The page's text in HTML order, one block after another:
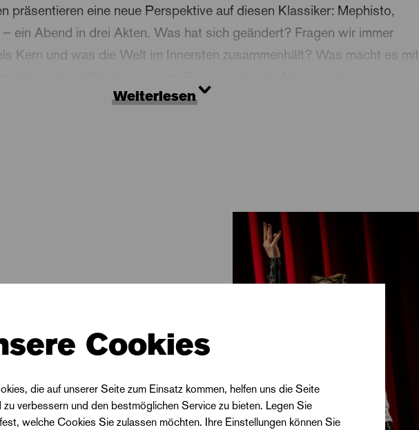
präsentieren eine neue Perspektive auf diesen Klassiker: Mephisto,
ein Abend in drei Akten. Was hat sich geändert? Fragen wir immer
Kern und was die Welt im Innersten zusammenhält? Was macht es mit
Gefühle echt? »Faust: On Air« - sendet und empfängt - wer das
dazu alle Mittel des Radios, Podcasts und der Soundbooth. »Faust:
Geschichte über das Heute – und bleibt eine Warnung davor, seine Seele
Weiterlesen
Cookies
die auf unserer Seite zum Einsatz kommen, helfen uns die Seite
zu verbessern und den bestmöglichen Service zu bieten. Legen Sie
welche Cookies Sie zulassen möchten. Ihre Einstellungen können Sie